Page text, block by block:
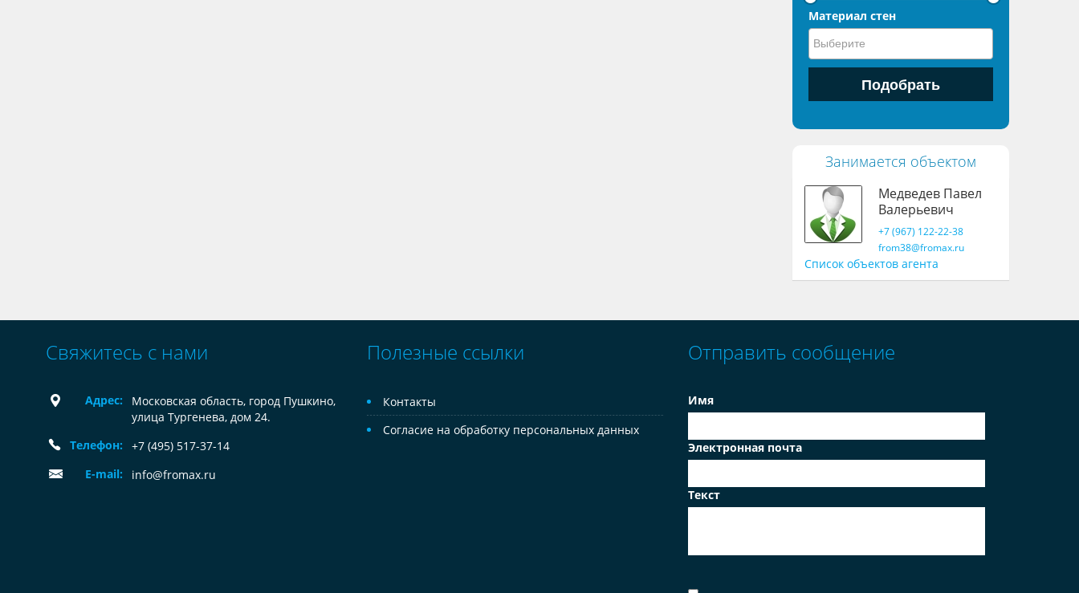
Материал стен
Занимается объектом
Медведев Павел
Валерьевич
+7 (967) 122-22-38
from38@fromax.ru
Список объектов агента
Свяжитесь с нами
Адрес:
Московская область, город Пушкино,
улица Тургенева, дом 24.
Телефон:
+7 (495) 517-37-14
E-mail:
info@fromax.ru
Полезные ссылки
Контакты
Согласие на обработку персональных данных
Отправить сообщение
Имя
Электронная почта
Текст